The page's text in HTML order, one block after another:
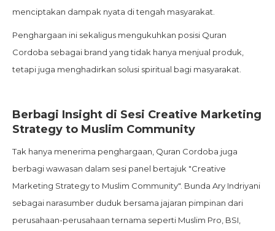
menciptakan dampak nyata di tengah masyarakat.
Penghargaan ini sekaligus mengukuhkan posisi Quran
Cordoba sebagai brand yang tidak hanya menjual produk,
tetapi juga menghadirkan solusi spiritual bagi masyarakat.
Berbagi Insight di Sesi Creative Marketing
Strategy to Muslim Community
Tak hanya menerima penghargaan, Quran Cordoba juga
berbagi wawasan dalam sesi panel bertajuk "Creative
Marketing Strategy to Muslim Community". Bunda Ary Indriyani
sebagai narasumber duduk bersama jajaran pimpinan dari
perusahaan-perusahaan ternama seperti Muslim Pro, BSI,